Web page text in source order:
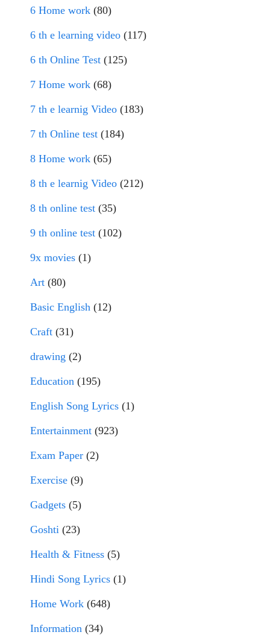
6 Home work (80)
6 th e learning video (117)
6 th Online Test (125)
7 Home work (68)
7 th e learnig Video (183)
7 th Online test (184)
8 Home work (65)
8 th e learnig Video (212)
8 th online test (35)
9 th online test (102)
9x movies (1)
Art (80)
Basic English (12)
Craft (31)
drawing (2)
Education (195)
English Song Lyrics (1)
Entertainment (923)
Exam Paper (2)
Exercise (9)
Gadgets (5)
Goshti (23)
Health & Fitness (5)
Hindi Song Lyrics (1)
Home Work (648)
Information (34)